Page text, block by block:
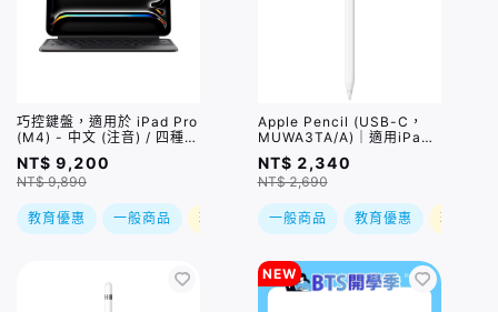
巧控鍵盤，適用於 iPad Pro
(M4) - 中文 (注音) / 四種規
NT$ 9,200
NT$ 9,890
教育優惠 一般商品 現折
Apple Pencil (USB-C，
MUWA3TA/A)｜適用iPad
Pro / iPad Air 5 / iPad
10/ iPad mini 6
NT$ 2,340
NT$ 2,690
一般商品 教育優惠 現折
NEW